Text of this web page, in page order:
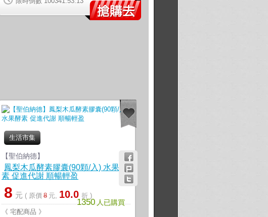
生活市集
1350人已購買
【聖伯納德】
鳳梨木瓜酵素膠囊(90顆/入) 水果酵
素 促進代謝 順暢輕盈
8 元 ( 原價 8 元, 10.0 折 )
《 宅配商品 》